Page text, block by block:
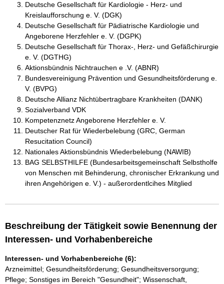
Deutsche Gesellschaft für Kardiologie - Herz- und
Kreislaufforschung e. V. (DGK)
Deutsche Gesellschaft für Pädiatrische Kardiologie und
Angeborene Herzfehler e. V. (DGPK)
Deutsche Gesellschaft für Thorax-, Herz- und Gefäßchirurgie
e. V. (DGTHG)
Aktionsbündnis Nichtrauchen e .V. (ABNR)
Bundesvereinigung Prävention und Gesundheitsförderung e.
V. (BVPG)
Deutsche Allianz Nichtübertragbare Krankheiten (DANK)
Sozialverband VDK
Kompetenznetz Angeborene Herzfehler e. V.
Deutscher Rat für Wiederbelebung (GRC, German
Resucitation Council)
Nationales Aktionsbündnis Wiederbelebung (NAWIB)
BAG SELBSTHILFE (Bundesarbeitsgemeinschaft Selbstholfe
von Menschen mit Behinderung, chronischer Erkrankung und
ihren Angehörigen e. V.) - außerordentlcihes Mitglied
Beschreibung der Tätigkeit sowie Benennung der
Interessen- und Vorhabenbereiche
Interessen- und Vorhabenbereiche (6):
Arzneimittel; Gesundheitsförderung; Gesundheitsversorgung;
Pflege; Sonstiges im Bereich "Gesundheit"; Wissenschaft,